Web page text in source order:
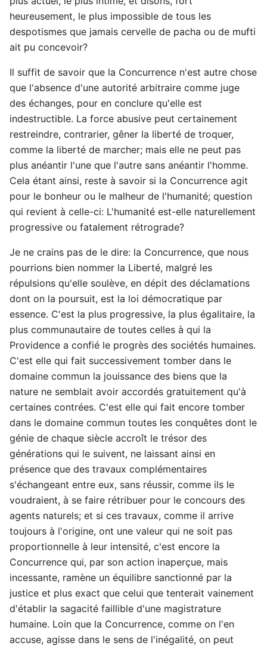
heureusement, le plus impossible de tous les
despotismes que jamais cervelle de pacha ou de mufti
ait pu concevoir?
Il suffit de savoir que la Concurrence n'est autre chose
que l'absence d'une autorité arbitraire comme juge
des échanges, pour en conclure qu'elle est
indestructible. La force abusive peut certainement
restreindre, contrarier, gêner la liberté de troquer,
comme la liberté de marcher; mais elle ne peut pas
plus anéantir l'une que l'autre sans anéantir l'homme.
Cela étant ainsi, reste à savoir si la Concurrence agit
pour le bonheur ou le malheur de l'humanité; question
qui revient à celle-ci: L'humanité est-elle naturellement
progressive ou fatalement rétrograde?
Je ne crains pas de le dire: la Concurrence, que nous
pourrions bien nommer la Liberté, malgré les
répulsions qu'elle soulève, en dépit des déclamations
dont on la poursuit, est la loi démocratique par
essence. C'est la plus progressive, la plus égalitaire, la
plus communautaire de toutes celles à qui la
Providence a confié le progrès des sociétés humaines.
C'est elle qui fait successivement tomber dans le
domaine commun la jouissance des biens que la
nature ne semblait avoir accordés gratuitement qu'à
certaines contrées. C'est elle qui fait encore tomber
dans le domaine commun toutes les conquêtes dont le
génie de chaque siècle accroît le trésor des
générations qui le suivent, ne laissant ainsi en
présence que des travaux complémentaires
s'échangeant entre eux, sans réussir, comme ils le
voudraient, à se faire rétribuer pour le concours des
agents naturels; et si ces travaux, comme il arrive
toujours à l'origine, ont une valeur qui ne soit pas
proportionnelle à leur intensité, c'est encore la
Concurrence qui, par son action inaperçue, mais
incessante, ramène un équilibre sanctionné par la
justice et plus exact que celui que tenterait vainement
d'établir la sagacité faillible d'une magistrature
humaine. Loin que la Concurrence, comme on l'en
accuse, agisse dans le sens de l'inégalité, on peut